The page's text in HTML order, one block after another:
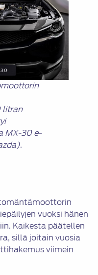
litran
MX-30 e-
.
vuoksi hänen
Kaikesta päätellen
sillä joitain vuosia
viimein